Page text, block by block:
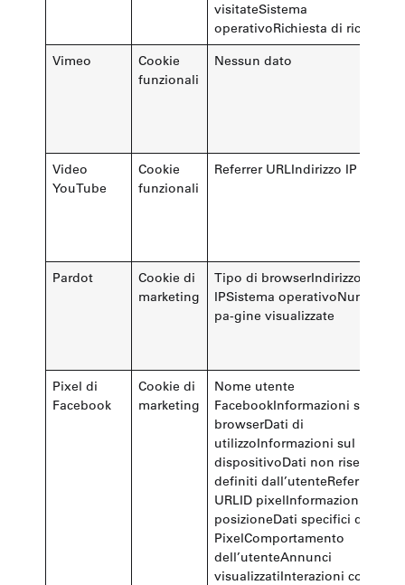
visitateSistema
operativoRichiesta di ricerca
Vimeo
Cookie
funzionali
Nessun dato
Video
YouTube
Cookie
funzionali
Referrer URLIndirizzo IP
Pardot
Cookie di
marketing
Tipo di browserIndirizzo
IPSistema operativoNumero di
pa-gine visualizzate
Pixel di
Facebook
Cookie di
marketing
Nome utente
FacebookInformazioni sul
browserDati di
utilizzoInformazioni sul
dispositivoDati non riservati
definiti dall’utenteReferrer
URLID pixelInformazioni sulla
posizioneDati specifici di
PixelComportamento
dell’utenteAnnunci
visualizzatiInterazioni con la